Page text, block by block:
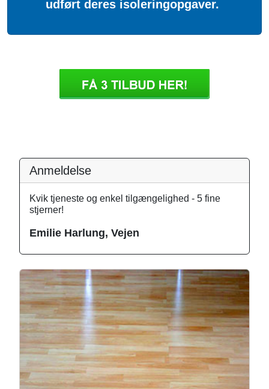
udført deres isoleringopgaver.
Anmeldelse
Kvik tjeneste og enkel tilgængelighed - 5 fine
stjerner!
Emilie Harlung, Vejen